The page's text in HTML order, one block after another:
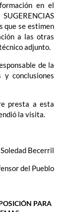
en el
que se estimen
a las otras
adjunto.
de la
y conclusiones
presta a esta
la visita.
Soledad Becerril
del Pueblo
PARA